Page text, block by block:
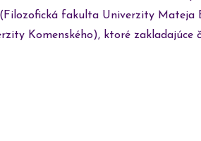
(Filozofická fakulta Univerzity Mateja
Komenského), ktoré zakladajúce